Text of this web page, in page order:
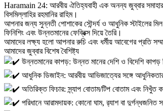
Haramain 24: আরবীয় ঐতিহ্যবাহী এক অনন্য জুব্বার সমাহার
বিসমিল্লাহির রহমানির রাহিম।
আপনার জন্য সুন্নতী পোশাকের সৌন্দর্য ও আধুনিক স্টাইলের
ফিনিশিং এবং উন্নতমানের ফেব্রিক্স দিয়ে তৈরি।
আমাদের লক্ষ্য হলো আপনার রুচি এবং ধর্মীয় আবেগের প্রতি
আমাদের জুব্বার বিশেষ বৈশিষ্ট্য
উন্নতমানের কাপড়: উন্নত মানের দেশি ও বিদেশি কাপড়
আধুনিক ডিজাইন: আরবীয় আভিজাত্যের সঙ্গে
অতিরিক্ত ফিচার: স্ন্যাপ বোতাম/টিপ বোতাম এবং নিখুঁত
পরিধানে আরামদায়ক: কোনো ঘাম, র্যাশ বা দুর্গন্ধজনিত